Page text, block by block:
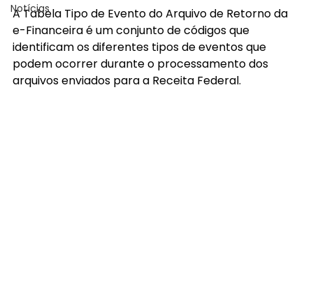
Notícias
A Tabela Tipo de Evento do Arquivo de Retorno da
e-Financeira é um conjunto de códigos que
identificam os diferentes tipos de eventos que
podem ocorrer durante o processamento dos
arquivos enviados para a Receita Federal.